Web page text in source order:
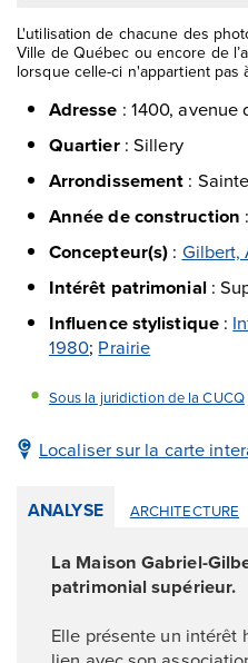
L'utilisation de chacune des
Ville de Québec ou encore de
lorsque celle-ci n'appartient pas
Adresse : 1400, avenue
Quartier: Sillery
Arrondissement :
Année de construction
Concepteur(s) : Gilbert,
Intérêt patrimonial:
Influence stylistique:
1980; Prairie
Sous la juridiction de la CUCQ
Localiser sur la carte
ANALYSE ARCHITECTURE
La Maison Gabriel-
patrimonial supérieur.
Elle présente un intérêt